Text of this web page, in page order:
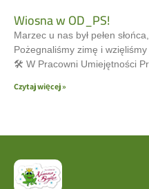
Wiosna w OD_PS!
Marzec u nas był pełen
Pożegnaliśmy zimę i
🛠 W Pracowni Umiejętności
Czytaj więcej »